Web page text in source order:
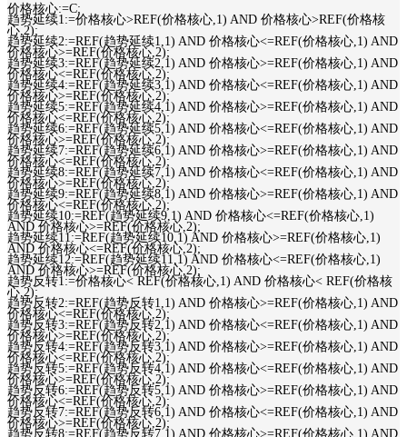
价格核心:=C;
趋势延续1:=价格核心>REF(价格核心,1) AND 价格核心>REF(价格核
心,2);
趋势延续2:=REF(趋势延续1,1) AND 价格核心<=REF(价格核心,1) AND
价格核心>=REF(价格核心,2);
趋势延续3:=REF(趋势延续2,1) AND 价格核心>=REF(价格核心,1) AND
价格核心<=REF(价格核心,2);
趋势延续4:=REF(趋势延续3,1) AND 价格核心<=REF(价格核心,1) AND
价格核心>=REF(价格核心,2);
趋势延续5:=REF(趋势延续4,1) AND 价格核心>=REF(价格核心,1) AND
价格核心<=REF(价格核心,2);
趋势延续6:=REF(趋势延续5,1) AND 价格核心<=REF(价格核心,1) AND
价格核心>=REF(价格核心,2);
趋势延续7:=REF(趋势延续6,1) AND 价格核心>=REF(价格核心,1) AND
价格核心<=REF(价格核心,2);
趋势延续8:=REF(趋势延续7,1) AND 价格核心<=REF(价格核心,1) AND
价格核心>=REF(价格核心,2);
趋势延续9:=REF(趋势延续8,1) AND 价格核心>=REF(价格核心,1) AND
价格核心<=REF(价格核心,2);
趋势延续10:=REF(趋势延续9,1) AND 价格核心<=REF(价格核心,1)
AND 价格核心>=REF(价格核心,2);
趋势延续11:=REF(趋势延续10,1) AND 价格核心>=REF(价格核心,1)
AND 价格核心<=REF(价格核心,2);
趋势延续12:=REF(趋势延续11,1) AND 价格核心<=REF(价格核心,1)
AND 价格核心>=REF(价格核心,2);
趋势反转1:=价格核心< REF(价格核心,1) AND 价格核心< REF(价格核
心,2);
趋势反转2:=REF(趋势反转1,1) AND 价格核心>=REF(价格核心,1) AND
价格核心<=REF(价格核心,2);
趋势反转3:=REF(趋势反转2,1) AND 价格核心<=REF(价格核心,1) AND
价格核心>=REF(价格核心,2);
趋势反转4:=REF(趋势反转3,1) AND 价格核心>=REF(价格核心,1) AND
价格核心<=REF(价格核心,2);
趋势反转5:=REF(趋势反转4,1) AND 价格核心<=REF(价格核心,1) AND
价格核心>=REF(价格核心,2);
趋势反转6:=REF(趋势反转5,1) AND 价格核心>=REF(价格核心,1) AND
价格核心<=REF(价格核心,2);
趋势反转7:=REF(趋势反转6,1) AND 价格核心<=REF(价格核心,1) AND
价格核心>=REF(价格核心,2);
趋势反转8:=REF(趋势反转7,1) AND 价格核心>=REF(价格核心,1) AND